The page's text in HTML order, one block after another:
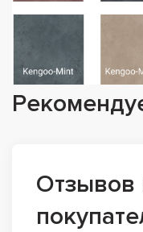
Отзывов